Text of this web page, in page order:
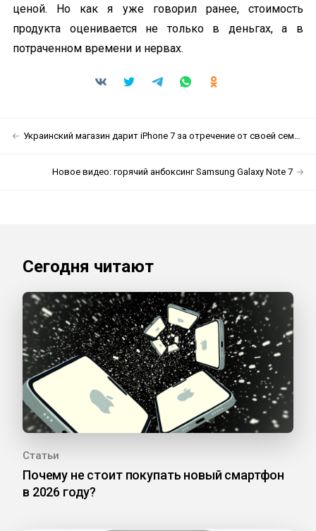
ценой. Но как я уже говорил ранее, стоимость
продукта оценивается не только в деньгах, а в
потраченном времени и нервах.
Украинский магазин дарит iPhone 7 за отречение от своей семьи
Новое видео: горячий анбоксинг Samsung Galaxy Note 7
Сегодня читают
Статьи
Почему не стоит покупать новый смартфон
в 2026 году?